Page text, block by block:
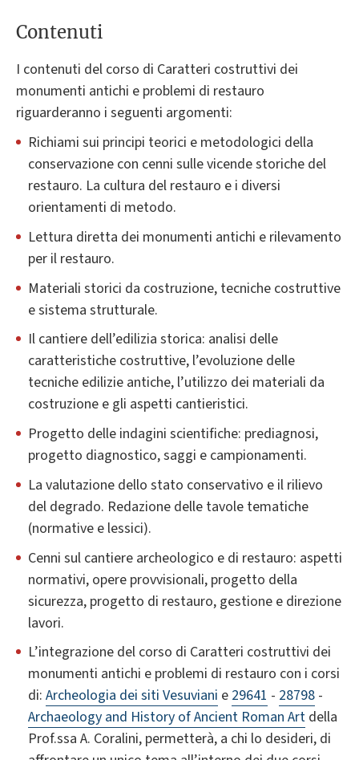
Contenuti
I contenuti del corso di Caratteri costruttivi dei
monumenti antichi e problemi di restauro
riguarderanno i seguenti argomenti:
Richiami sui principi teorici e metodologici della
conservazione con cenni sulle vicende storiche del
restauro. La cultura del restauro e i diversi
orientamenti di metodo.
Lettura diretta dei monumenti antichi e rilevamento
per il restauro.
Materiali storici da costruzione, tecniche costruttive
e sistema strutturale.
Il cantiere dell’edilizia storica: analisi delle
caratteristiche costruttive, l’evoluzione delle
tecniche edilizie antiche, l’utilizzo dei materiali da
costruzione e gli aspetti cantieristici.
Progetto delle indagini scientifiche: prediagnosi,
progetto diagnostico, saggi e campionamenti.
La valutazione dello stato conservativo e il rilievo
del degrado. Redazione delle tavole tematiche
(normative e lessici).
Cenni sul cantiere archeologico e di restauro: aspetti
normativi, opere provvisionali, progetto della
sicurezza, progetto di restauro, gestione e direzione
lavori.
L’integrazione del corso di Caratteri costruttivi dei
monumenti antichi e problemi di restauro con i corsi
di: Archeologia dei siti Vesuviani e 29641 - 28798 -
Archaeology and History of Ancient Roman Art della
Prof.ssa A. Coralini, permetterà, a chi lo desideri, di